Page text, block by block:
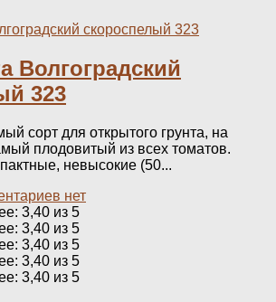
Волгоградский
323
сорт для открытого грунта, на
плодовитый из всех томатов.
невысокие (50...
нет